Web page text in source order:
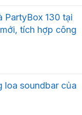
PartyBox 130 tại
tích hợp công
loa soundbar của